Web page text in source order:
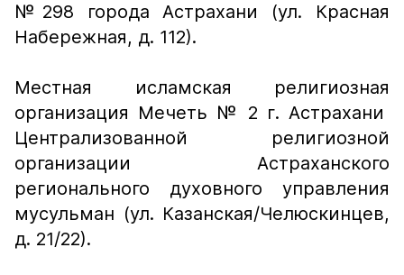
№298 города Астрахани (ул. Красная
Набережная, д. 112).
Местная исламская религиозная
организация Мечеть № 2 г. Астрахани
Централизованной религиозной
организации Астраханского
регионального духовного управления
мусульман (ул. Казанская/Челюскинцев,
д. 21/22).